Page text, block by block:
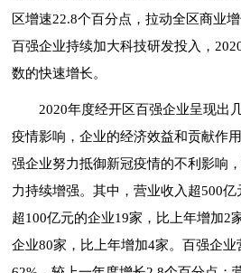
区增速22.8个百分点，拉动全区商业
百强企业持续加大科技研发投入，
数的快速增长。
2020年度经开区百强企业呈现出
疫情影响，企业的经济效益和贡献作
强企业努力抵御新冠疫情的不利影响
力持续增强。其中，营业收入超500亿
超100亿元的企业19家，比上年增加2
企业80家，比上年增加4家。百强企